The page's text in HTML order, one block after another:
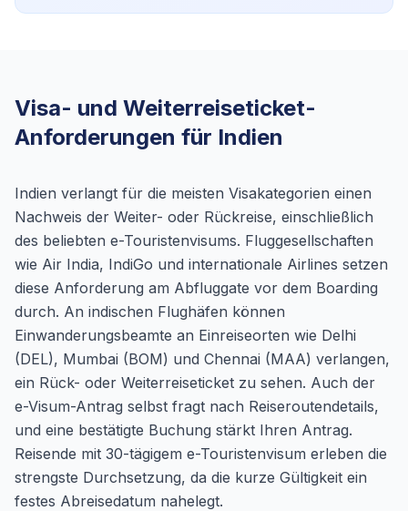
Visa- und Weiterreiseticket-
Anforderungen für Indien
Indien verlangt für die meisten Visakategorien einen
Nachweis der Weiter- oder Rückreise, einschließlich
des beliebten e-Touristenvisums. Fluggesellschaften
wie Air India, IndiGo und internationale Airlines setzen
diese Anforderung am Abfluggate vor dem Boarding
durch. An indischen Flughäfen können
Einwanderungsbeamte an Einreiseorten wie Delhi
(DEL), Mumbai (BOM) und Chennai (MAA) verlangen,
ein Rück- oder Weiterreiseticket zu sehen. Auch der
e-Visum-Antrag selbst fragt nach Reiseroutendetails,
und eine bestätigte Buchung stärkt Ihren Antrag.
Reisende mit 30-tägigem e-Touristenvisum erleben die
strengste Durchsetzung, da die kurze Gültigkeit ein
festes Abreisedatum nahelegt.